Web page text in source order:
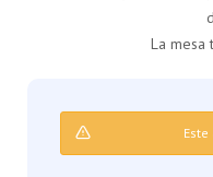
La mesa